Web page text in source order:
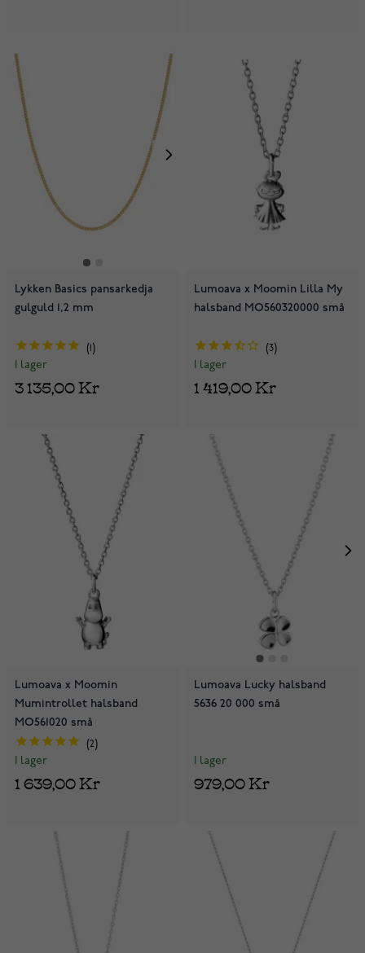
Lykken Basics pansarkedja
gulguld 1,2 mm
I lager
3 135,00 Kr
Lumoava x Moomin Lilla My
halsband MO560320000 små
3
I lager
1 419,00 Kr
Lumoava x Moomin
Mumintrollet halsband
MO561020 små
2
I lager
1 639,00 Kr
Lumoava Lucky halsband
5636 20 000 små
I lager
979,00 Kr